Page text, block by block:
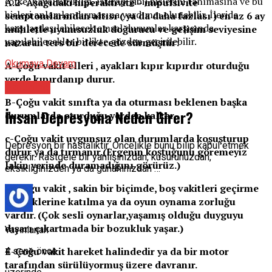
semptomlarından altısı ( ya da daha fazlası ) en az 6 ay
mühletle uyumsuzluk doğurucu ve gelişim seviyesine
nazaran ters bir derecede sürmüştür:
A-Çoğu vakit elleri , ayakları kıpır kıpırdır oturduğu
yerde kıpırdanıp durur.
B-Çoğu vakit sınıfta ya da oturması beklenen başka
durumlarda oturduğu yerden kalkar.
c-Çoğu vakit uygunsuz olan durumlarda koşuşturup
durur ya da tırmanır.(Ergenin koştuğunu göremeyiz
lakin yerinde duramadığını görürüz.)
D-Çoğu vakit , sakin bir biçimde, boş vakitleri geçirme
aktifliklerine katılma ya da oyun oynama zorluğu
vardır. (Çok sesli oynarlar,yaşamış olduğu duyguyu
dışarı çıkartmada bir bozukluk yaşar.)
E-Çoğu vakit hareket halindedir ya da bir motor
tarafından sürülüyormuş üzere davranır.
hisleri anlamlandırmasına yardımcı olunabilir. İleride
karşılaşılaşılabilecek emsal durumlar karşısında
yapılabilecekler birlikte gözden geçirilebilir.
Okumaya Devam
İnsan Depresyona Neden Girer?
Depresyon bir hastalıktır. Öncelikle bunu bilip kabul etmek
gerekir. Rastgele bir yanlışınızdan, kusurunuzdan,
eksikliğinizden ya da günahınızdan …
Yayınlanan
4 sene önce